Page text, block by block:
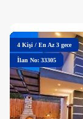
4 Kişi / En Az 3 gece
İlan No: 33305